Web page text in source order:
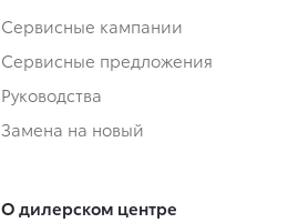
Сервисные кампании
Сервисные предложения
Руководства
Замена на новый
О дилерском центре